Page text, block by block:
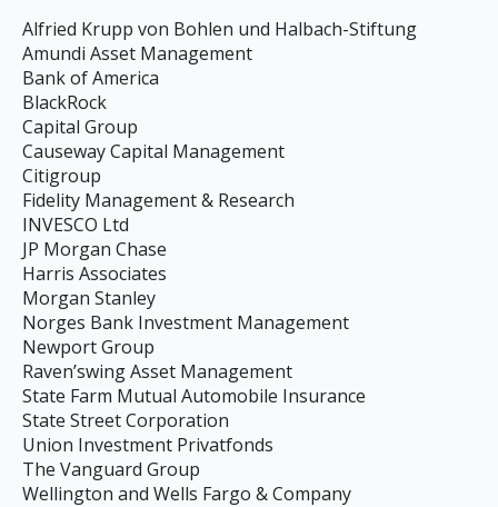
Alfried Krupp von Bohlen und Halbach-Stiftung
Amundi Asset Management
Bank of America
BlackRock
Capital Group
Causeway Capital Management
Citigroup
Fidelity Management & Research
INVESCO Ltd
JP Morgan Chase
Harris Associates
Morgan Stanley
Norges Bank Investment Management
Newport Group
Raven’swing Asset Management
State Farm Mutual Automobile Insurance
State Street Corporation
Union Investment Privatfonds
The Vanguard Group
Wellington and Wells Fargo & Company